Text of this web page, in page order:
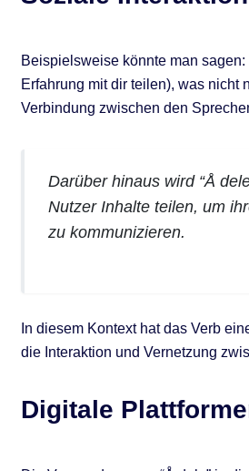
Beispielsweise könnte man
Erfahrung mit dir teilen), was nicht
Verbindung zwischen den
Darüber hinaus wird “Å
Nutzer Inhalte teilen, um
zu kommunizieren.
In diesem Kontext hat das Verb
die Interaktion und Vernetzung
Digitale